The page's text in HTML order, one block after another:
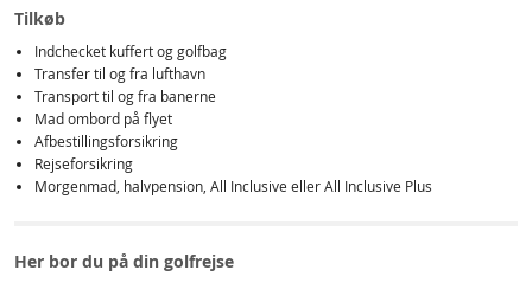
Tilkøb
Indchecket kuffert og golfbag
Transfer til og fra lufthavn
Transport til og fra banerne
Mad ombord på flyet
Afbestillingsforsikring
Rejseforsikring
Morgenmad, halvpension, All Inclusive eller All Inclusive Plus
Her bor du på din golfrejse